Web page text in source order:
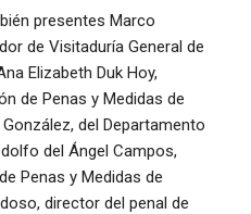
presentes Marco
de Visitaduría General de
Elizabeth Duk Hoy,
de Penas y Medidas de
del Departamento
del Ángel Campos,
Penas y Medidas de
director del penal de